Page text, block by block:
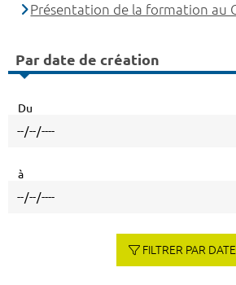
Présentation de la formation au
Par date de création
Du
à
FILTRER PAR DATE